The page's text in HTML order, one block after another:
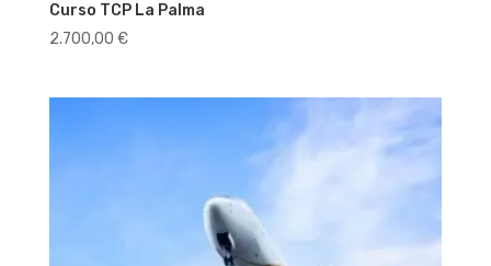
Curso TCP La Palma
2.700,00 €